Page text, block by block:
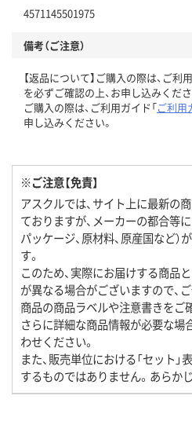
4571145501975
備考（ご注意）
【返品について】ご購入の際は、ご利
を必ずご確認の上、お申し込みくださ
ご購入の際は、ご利用ガイド「ご利用
申し込みください。
※ご注意【免責】
アスクルでは、サイト上に最新の
ておりますが、メーカーの都合等に
パッケージ、原材料、原産国など
す。
このため、実際にお届けする商品
が異なる場合がございますので、
商品の商品ラベルや注意書きをご
さらに詳細な商品情報が必要な場
わせください。
また、販売単位における「セット
するものではありません。あらか